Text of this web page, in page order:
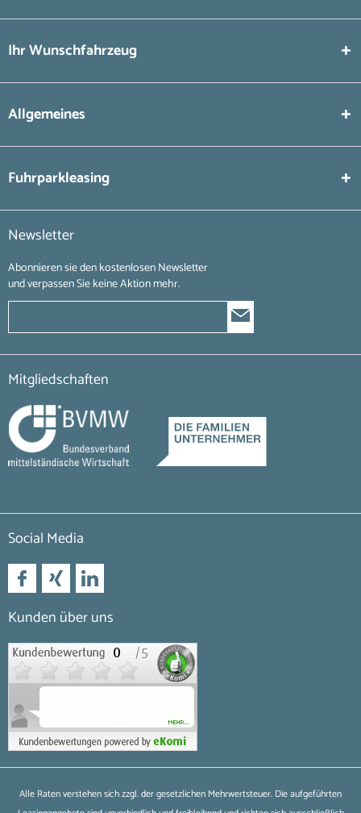
Ihr Wunschfahrzeug
Allgemeines
Fuhrparkleasing
Newsletter
Abonnieren sie den kostenlosen Newsletter
und verpassen Sie keine Aktion mehr.
Mitgliedschaften
Social Media
Kunden über uns
Alle Raten verstehen sich zzgl. der gesetzlichen Mehrwertsteuer. Die aufgeführten